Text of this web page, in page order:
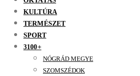
KULTÚRA
TERMÉSZET
SPORT
3100+
NÓGRÁD MEGYE
SZOMSZÉDOK